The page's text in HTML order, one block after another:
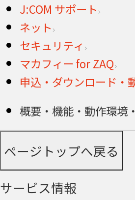
J:COM サポート
ネット
セキュリティ
マカフィー for ZAQ
申込・ダウンロード・
概要・機能・動作環境
ページトップへ戻る
サービス情報